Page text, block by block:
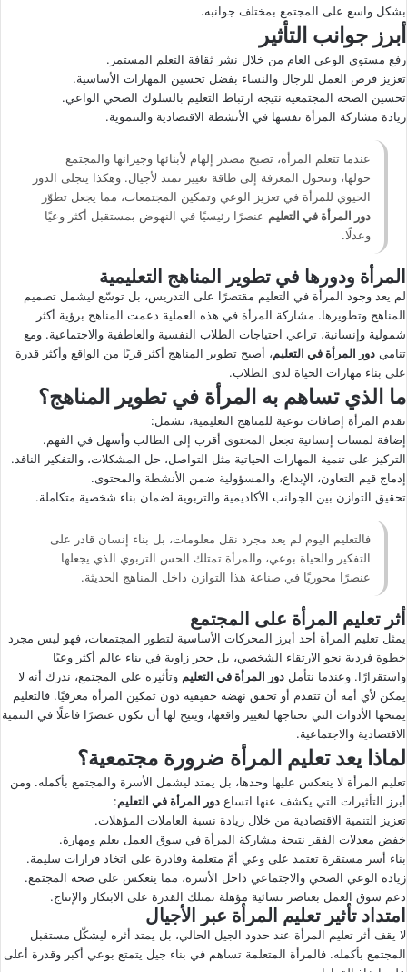
بشكل واسع على المجتمع بمختلف جوانبه.
أبرز جوانب التأثير
رفع مستوى الوعي العام من خلال نشر ثقافة التعلم المستمر.
تعزيز فرص العمل للرجال والنساء بفضل تحسين المهارات الأساسية.
تحسين الصحة المجتمعية نتيجة ارتباط التعليم بالسلوك الصحي الواعي.
زيادة مشاركة المرأة نفسها في الأنشطة الاقتصادية والتنموية.
عندما تتعلم المرأة، تصبح مصدر إلهام لأبنائها وجيرانها والمجتمع
حولها، وتتحول المعرفة إلى طاقة تغيير تمتد لأجيال. وهكذا يتجلى الدور
الحيوي للمرأة في تعزيز الوعي وتمكين المجتمعات، مما يجعل تطوّر
دور المرأة في التعليم عنصرًا رئيسيًا في النهوض بمستقبل أكثر وعيًا
وعدلًا.
المرأة ودورها في تطوير المناهج التعليمية
لم يعد وجود المرأة في التعليم مقتصرًا على التدريس، بل توسّع ليشمل تصميم
المناهج وتطويرها. مشاركة المرأة في هذه العملية دعمت المناهج برؤية أكثر
شمولية وإنسانية، تراعي احتياجات الطلاب النفسية والعاطفية والاجتماعية. ومع
تنامي دور المرأة في التعليم، أصبح تطوير المناهج أكثر قربًا من الواقع وأكثر قدرة
على بناء مهارات الحياة لدى الطلاب.
ما الذي تساهم به المرأة في تطوير المناهج؟
تقدم المرأة إضافات نوعية للمناهج التعليمية، تشمل:
إضافة لمسات إنسانية تجعل المحتوى أقرب إلى الطالب وأسهل في الفهم.
التركيز على تنمية المهارات الحياتية مثل التواصل، حل المشكلات، والتفكير الناقد.
إدماج قيم التعاون، الإبداع، والمسؤولية ضمن الأنشطة والمحتوى.
تحقيق التوازن بين الجوانب الأكاديمية والتربوية لضمان بناء شخصية متكاملة.
فالتعليم اليوم لم يعد مجرد نقل معلومات، بل بناء إنسان قادر على
التفكير والحياة بوعي، والمرأة تمتلك الحس التربوي الذي يجعلها
عنصرًا محوريًا في صناعة هذا التوازن داخل المناهج الحديثة.
أثر تعليم المرأة على المجتمع
يمثل تعليم المرأة أحد أبرز المحركات الأساسية لتطور المجتمعات، فهو ليس مجرد
خطوة فردية نحو الارتقاء الشخصي، بل حجر زاوية في بناء عالم أكثر وعيًا
واستقرارًا. وعندما نتأمل دور المرأة في التعليم وتأثيره على المجتمع، ندرك أنه لا
يمكن لأي أمة أن تتقدم أو تحقق نهضة حقيقية دون تمكين المرأة معرفيًا. فالتعليم
يمنحها الأدوات التي تحتاجها لتغيير واقعها، ويتيح لها أن تكون عنصرًا فاعلًا في التنمية
الاقتصادية والاجتماعية.
لماذا يعد تعليم المرأة ضرورة مجتمعية؟
تعليم المرأة لا ينعكس عليها وحدها، بل يمتد ليشمل الأسرة والمجتمع بأكمله. ومن
أبرز التأثيرات التي يكشف عنها اتساع دور المرأة في التعليم:
تعزيز التنمية الاقتصادية من خلال زيادة نسبة العاملات المؤهلات.
خفض معدلات الفقر نتيجة مشاركة المرأة في سوق العمل بعلم ومهارة.
بناء أسر مستقرة تعتمد على وعي أمّ متعلمة وقادرة على اتخاذ قرارات سليمة.
زيادة الوعي الصحي والاجتماعي داخل الأسرة، مما ينعكس على صحة المجتمع.
دعم سوق العمل بعناصر نسائية مؤهلة تمتلك القدرة على الابتكار والإنتاج.
امتداد تأثير تعليم المرأة عبر الأجيال
لا يقف أثر تعليم المرأة عند حدود الجيل الحالي، بل يمتد أثره ليشكّل مستقبل
المجتمع بأكمله. فالمرأة المتعلمة تساهم في بناء جيل يتمتع بوعي أكبر وقدرة أعلى